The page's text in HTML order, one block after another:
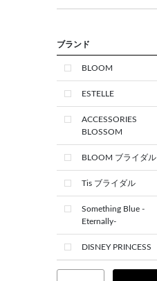
ブランド
BLOOM
ESTELLE
ACCESSORIES
BLOSSOM
BLOOM ブライダル
Tis ブライダル
Something Blue -
Eternally-
DISNEY PRINCESS
CREST+